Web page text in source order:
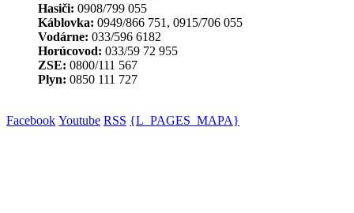
Hasiči: 0908/799 055
Káblovka: 0949/866 751, 0915/706 055
Vodárne: 033/596 6182
Horúcovod: 033/59 72 955
ZSE: 0800/111 567
Plyn: 0850 111 727
Facebook Youtube RSS {L_PAGES_MAPA}